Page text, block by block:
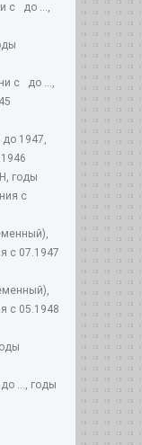
с до ...,
с до ...,
1947,
годы
с
с 07.1947
с 05.1948
..., годы